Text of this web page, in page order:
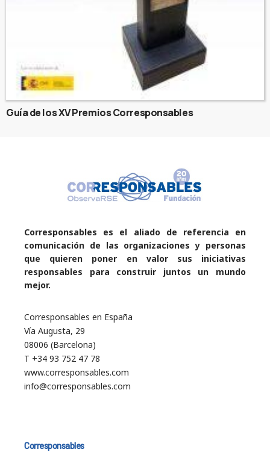
Guía de los XV Premios Corresponsables
Corresponsables es el aliado de referencia en
comunicación de las organizaciones y personas
que quieren poner en valor sus iniciativas
responsables para construir juntos un mundo
mejor.
Corresponsables en España
Vía Augusta, 29
08006 (Barcelona)
T +34 93 752 47 78
www.corresponsables.com
info@corresponsables.com
Corresponsables